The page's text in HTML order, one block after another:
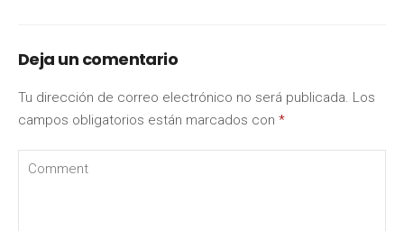
Deja un comentario
Tu dirección de correo electrónico no será publicada. Los
campos obligatorios están marcados con *